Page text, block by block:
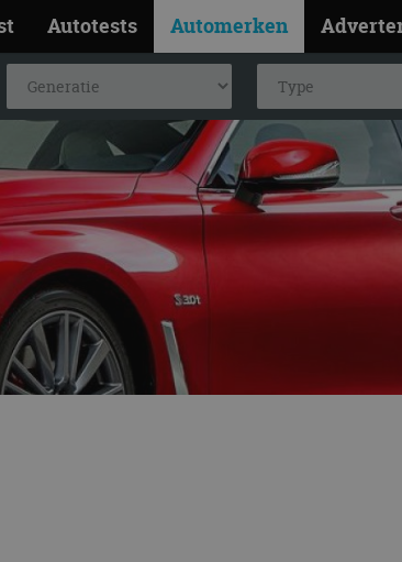
Autotests Automerken